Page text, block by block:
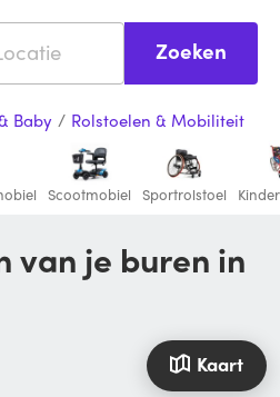
Zoeken
Baby / Rolstoelen & Mobiliteit
Scootmobiel Sportrolstoel
Kaart